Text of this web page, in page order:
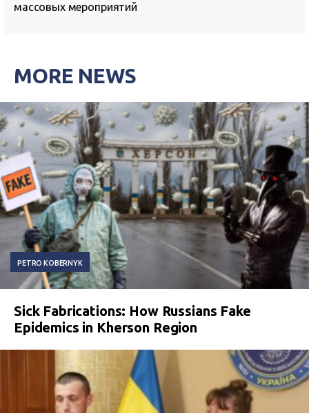
массовых мероприятий
MORE NEWS
PETRO KOBERNYK
Sick Fabrications: How Russians Fake
Epidemics in Kherson Region